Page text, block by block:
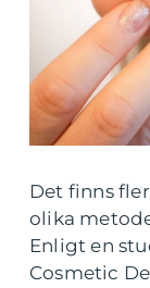
Det finns
olika
Enligt en
Cosmetic